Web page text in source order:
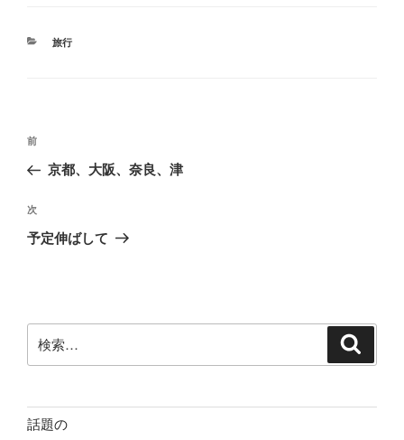
カ
旅行
投
ナ
ビ
ゲ
ン
前
の
稿
前
京都、大阪、奈良、津
次
の
次
予定伸ばして
索:
話題の